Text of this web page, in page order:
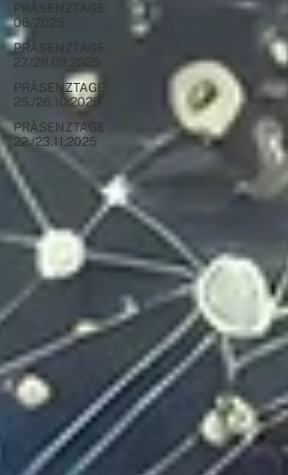
PRÄSENZTAGE
06/2025
PRÄSENZTAGE
27./28.09.2025
PRÄSENZTAGE
25./26.10.2025
PRÄSENZTAGE
22./23.11.2025